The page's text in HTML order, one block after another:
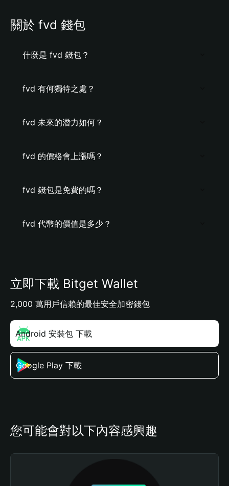
關於 fvd 錢包
什麼是 fvd 錢包？
fvd 有何獨特之處？
fvd 未來的潛力如何？
fvd 的價格會上漲嗎？
fvd 錢包是免費的嗎？
fvd 代幣的價值是多少？
立即下載 Bitget Wallet
2,000 萬用戶信賴的最佳安全加密錢包
Android 安裝包 下載
Google Play 下載
您可能會對以下內容感興趣